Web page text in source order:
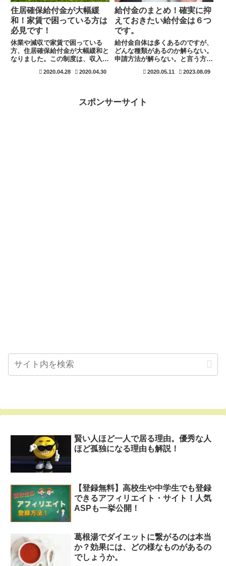
住居確保給付金が大幅緩
和！家賃で困っている方は
必見です！
休業や減収で家賃で困っている
方、住居確保給付金が大幅緩和と
なりました。この制度は、収入が
て自治体が代わりに家賃を支払う
すが賃貸の方が対象です。持ち家
の住宅ローンは適用外となりま
2020.04.28 2020.04.30
給付金のまとめ！確実に抑
えておきたい給付金は６つ
です。
給付金自体は多くあるのですが、
どんな種類があるのか解らない。
申請方法が解らない。と言う方は
きたい給付金は6つです。この給
を進めましょう。
2020.05.11 2023.08.09
スポンサーサイト
賢い人ほど一人で居る理由。優秀な人
ほど孤独になる理由も解説！
【登録無料】高校生や中学生でも登録
できるアフィリエイト・サイト！人気
ASPも一挙公開！
葛根湯でダイエットに繋がるのは本当
か？効果には、どの様なものがあるの
でしょうか。